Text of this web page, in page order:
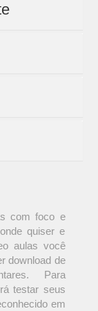
com foco e
quiser e
aulas você
download de
Para
testar seus
em